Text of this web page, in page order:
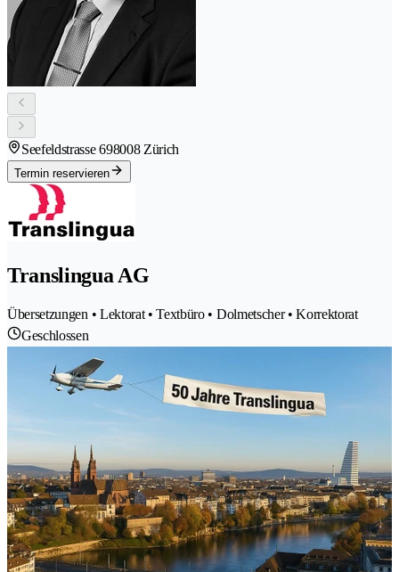
Seefeldstrasse 698008 Zürich
Termin reservieren
Translingua AG
Übersetzungen • Lektorat • Textbüro • Dolmetscher • Korrektorat
Geschlossen